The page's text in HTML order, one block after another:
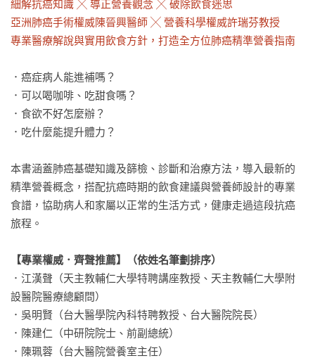
細解抗癌知識 ╳ 導正營養觀念 ╳ 破除飲食迷思
亞洲肺癌手術權威陳晉興醫師 ╳ 營養科學權威許瑞芬教授
專業醫療解說與實用飲食方針，打造全方位肺癌精準營養指南
．癌症病人能進補嗎？
．可以喝咖啡、吃甜食嗎？
．食欲不好怎麼辦？
．吃什麼能提升體力？
本書涵蓋肺癌基礎知識及篩檢、診斷和治療方法，導入最新的
精準營養概念，搭配抗癌時期的飲食建議與營養師設計的專業
食譜，協助病人和家屬以正常的生活方式，健康走過這段抗癌
旅程。
【專業權威．齊聲推薦】（依姓名筆劃排序）
．江漢聲（天主教輔仁大學特聘講座教授、天主教輔仁大學附
設醫院醫療總顧問）
．吳明賢（台大醫學院內科特聘教授、台大醫院院長）
．陳建仁（中研院院士、前副總統）
．陳珮蓉（台大醫院營養室主任）